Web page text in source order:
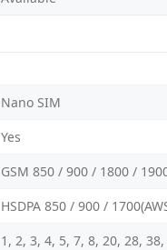
Nano SIM
Yes
GSM 850 / 900 / 1800 /
HSDPA 850 / 900 /
1, 2, 3, 4, 5, 7, 8, 20, 28, 38,